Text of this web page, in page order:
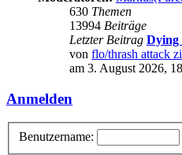
630 Themen
13994 Beiträge
Letzter Beitrag Dying
von flo/thrash attack
am 3. August 2026,
Anmelden
Benutzername: